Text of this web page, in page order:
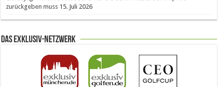
zurückgeben muss 15. Juli 2026
Das Exklusiv-Netzwerk